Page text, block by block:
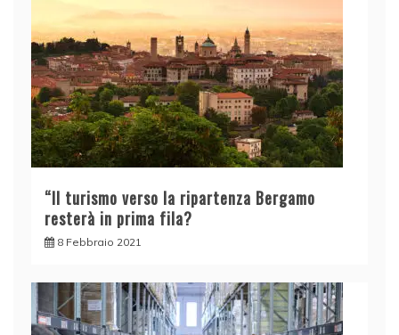
“Il turismo verso la ripartenza Bergamo
resterà in prima fila?
8 Febbraio 2021